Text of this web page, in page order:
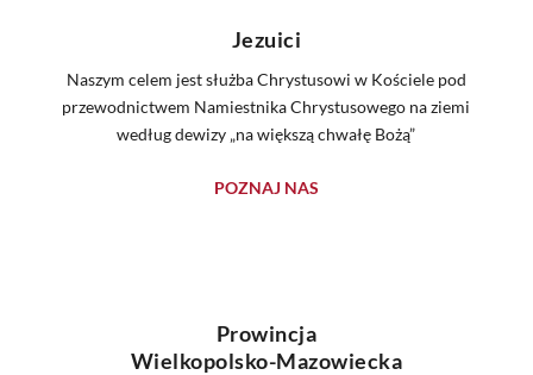
Jezuici
Naszym celem jest służba Chrystusowi w Kościele pod
przewodnictwem Namiestnika Chrystusowego na ziemi
według dewizy „na większą chwałę Bożą”
POZNAJ NAS
Prowincja
Wielkopolsko-Mazowiecka